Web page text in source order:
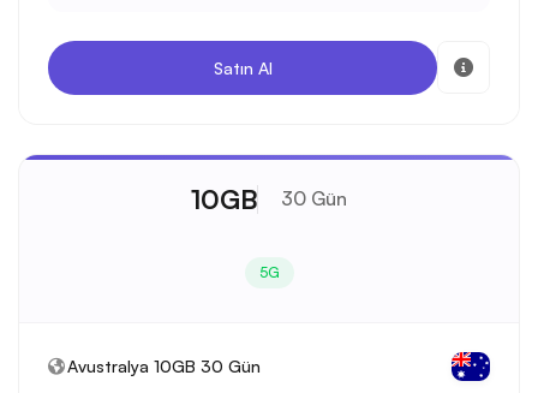
Satın Al
10GB 30 Gün
5G
Avustralya 10GB 30 Gün